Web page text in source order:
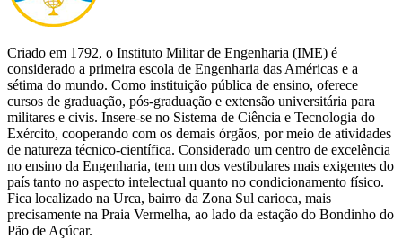
Criado em 1792, o Instituto Militar de Engenharia (IME) é
considerado a primeira escola de Engenharia das Américas e a
sétima do mundo. Como instituição pública de ensino, oferece
cursos de graduação, pós-graduação e extensão universitária para
militares e civis. Insere-se no Sistema de Ciência e Tecnologia do
Exército, cooperando com os demais órgãos, por meio de atividades
de natureza técnico-científica. Considerado um centro de excelência
no ensino da Engenharia, tem um dos vestibulares mais exigentes do
país tanto no aspecto intelectual quanto no condicionamento físico.
Fica localizado na Urca, bairro da Zona Sul carioca, mais
precisamente na Praia Vermelha, ao lado da estação do Bondinho do
Pão de Açúcar.